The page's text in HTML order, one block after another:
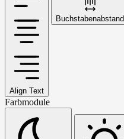
Align Text
Buchstabenabstand
Farbmodule